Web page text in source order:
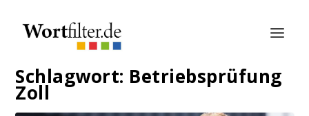
Schlagwort: Betriebsprüfung
Zoll